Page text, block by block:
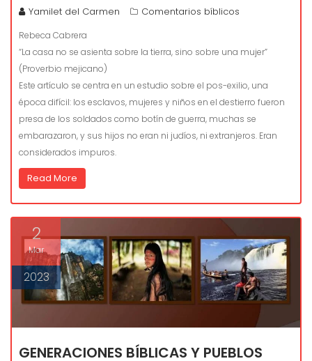
Yamilet del Carmen Comentarios bíblicos
Rebeca Cabrera
“La casa no se asienta sobre la tierra, sino sobre una mujer”
(Proverbio mejicano)
Este artículo se centra en un estudio sobre el pos-exilio, una
época difícil: los esclavos, mujeres y niños en el destierro fueron
presa de los soldados como botín de guerra, muchas se
embarazaron, y sus hijos no eran ni judíos, ni extranjeros. Eran
considerados impuros.
Read More
2
Mar
2023
GENERACIONES BÍBLICAS Y PUEBLOS